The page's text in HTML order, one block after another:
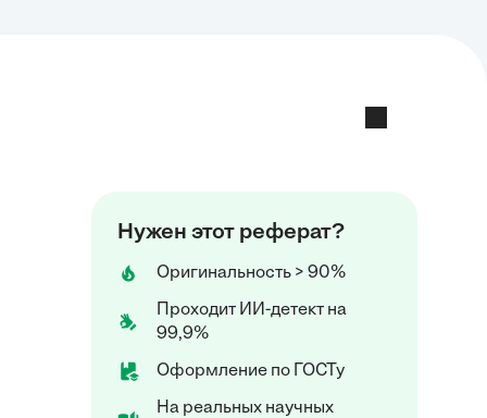
Нужен этот реферат?
Оригинальность > 90%
Проходит ИИ-детект на
99,9%
Оформление по ГОСТу
На реальных научных